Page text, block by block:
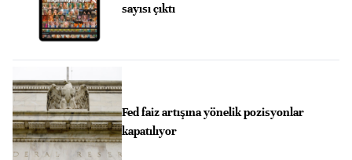
sayısı çıktı
Fed faiz artışına yönelik pozisyonlar
kapatılıyor